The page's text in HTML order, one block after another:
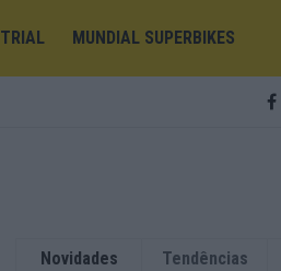
TRIAL MUNDIAL SUPERBIKES
Novidades Tendências